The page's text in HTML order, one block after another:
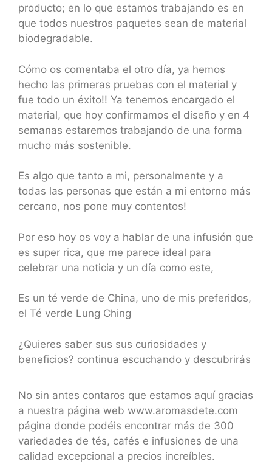
producto; en lo que estamos trabajando es en
que todos nuestros paquetes sean de material
biodegradable.
Cómo os comentaba el otro día, ya hemos
hecho las primeras pruebas con el material y
fue todo un éxito!! Ya tenemos encargado el
material, que hoy confirmamos el diseño y en 4
semanas estaremos trabajando de una forma
mucho más sostenible.
Es algo que tanto a mi, personalmente y a
todas las personas que están a mi entorno más
cercano, nos pone muy contentos!
Por eso hoy os voy a hablar de una infusión que
es super rica, que me parece ideal para
celebrar una noticia y un día como este,
Es un té verde de China, uno de mis preferidos,
el Té verde Lung Ching
¿Quieres saber sus sus curiosidades y
beneficios? continua escuchando y descubrirás
No sin antes contaros que estamos aquí gracias
a nuestra página web www.aromasdete.com
página donde podéis encontrar más de 300
variedades de tés, cafés e infusiones de una
calidad excepcional a precios increíbles.